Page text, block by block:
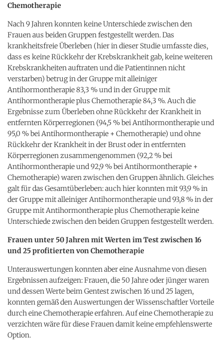
Chemotherapie
Nach 9 Jahren konnten keine Unterschiede zwischen den
Frauen aus beiden Gruppen festgestellt werden. Das
krankheitsfreie Überleben (hier in dieser Studie umfasste dies,
dass es keine Rückkehr der Krebskrankheit gab, keine weiteren
Krebskrankheiten auftraten und die Patientinnen nicht
verstarben) betrug in der Gruppe mit alleiniger
Antihormontherapie 83,3 % und in der Gruppe mit
Antihormontherapie plus Chemotherapie 84,3 %. Auch die
Ergebnisse zum Überleben ohne Rückkehr der Krankheit in
entfernten Körperregionen (94,5 % bei Antihormontherapie und
95,0 % bei Antihormontherapie + Chemotherapie) und ohne
Rückkehr der Krankheit in der Brust oder in entfernten
Körperregionen zusammengenommen (92,2 % bei
Antihormontherapie und 92,9 % bei Antihormontherapie +
Chemotherapie) waren zwischen den Gruppen ähnlich. Gleiches
galt für das Gesamtüberleben: auch hier konnten mit 93,9 % in
der Gruppe mit alleiniger Antihormontherapie und 93,8 % in der
Gruppe mit Antihormontherapie plus Chemotherapie keine
Unterschiede zwischen den beiden Gruppen festgestellt werden.
Frauen unter 50 Jahren mit Werten im Test zwischen 16
und 25 profitierten von Chemotherapie
Unterauswertungen konnten aber eine Ausnahme von diesen
Ergebnissen aufzeigen: Frauen, die 50 Jahre oder jünger waren
und dessen Werte beim Gentest zwischen 16 und 25 lagen,
konnten gemäß den Auswertungen der Wissenschaftler Vorteile
durch eine Chemotherapie erfahren. Auf eine Chemotherapie zu
verzichten wäre für diese Frauen damit keine empfehlenswerte
Option.